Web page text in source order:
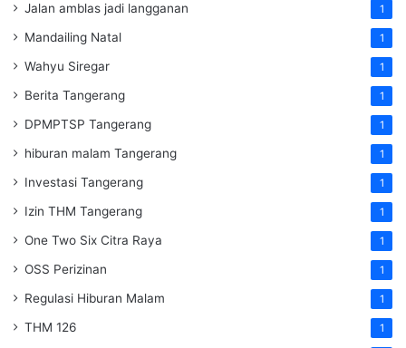
Jalan amblas jadi langganan 1
Mandailing Natal 1
Wahyu Siregar 1
Berita Tangerang 1
DPMPTSP Tangerang 1
hiburan malam Tangerang 1
Investasi Tangerang 1
Izin THM Tangerang 1
One Two Six Citra Raya 1
OSS Perizinan 1
Regulasi Hiburan Malam 1
THM 126 1